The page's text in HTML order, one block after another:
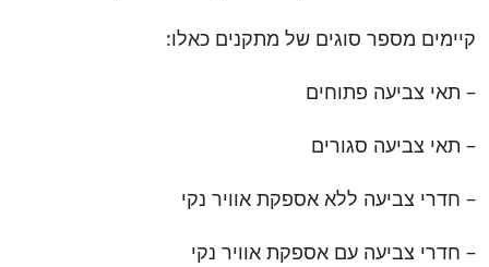
קיימים מספר סוגים של מתקנים כאלו:
– תאי צביעה פתוחים
– תאי צביעה סגורים
– חדרי צביעה ללא אספקת אוויר נקי
– חדרי צביעה עם אספקת אוויר נקי